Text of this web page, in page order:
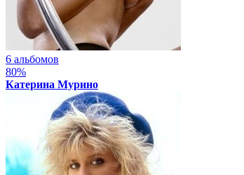
6 альбомов
80%
Катерина Мурино